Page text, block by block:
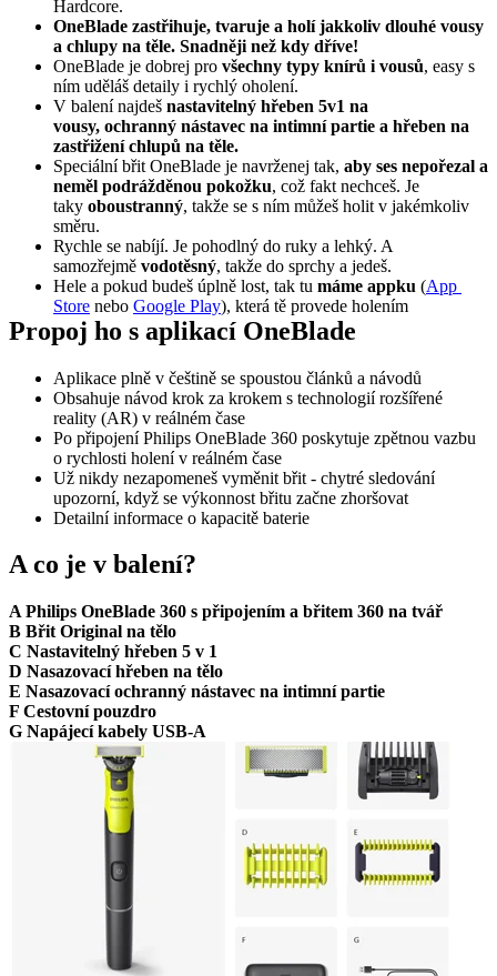
Hardcore.
OneBlade zastřihuje, tvaruje a holí jakkoliv dlouhé vousy
a chlupy na těle. Snadněji než kdy dříve!
OneBlade je dobrej pro všechny typy knírů i vousů, easy s
ním uděláš detaily i rychlý oholení.
V balení najdeš nastavitelný hřeben 5v1 na
vousy, ochranný nástavec na intimní partie a hřeben na
zastřižení chlupů na těle.
Speciální břit OneBlade je navrženej tak, aby ses nepořezal a
neměl podrážděnou pokožku, což fakt nechceš. Je
taky oboustranný, takže se s ním můžeš holit v jakémkoliv
směru.
Rychle se nabíjí. Je pohodlný do ruky a lehký. A
samozřejmě vodotěsný, takže do sprchy a jedeš.
Hele a pokud budeš úplně lost, tak tu máme appku (App
Store nebo Google Play), která tě provede holením
Propoj ho s aplikací OneBlade
Aplikace plně v češtině se spoustou článků a návodů
Obsahuje návod krok za krokem s technologií rozšířené
reality (AR) v reálném čase
Po připojení Philips OneBlade 360 poskytuje zpětnou vazbu
o rychlosti holení v reálném čase
Už nikdy nezapomeneš vyměnit břit - chytré sledování
upozorní, když se výkonnost břitu začne zhoršovat
Detailní informace o kapacitě baterie
A co je v balení?
A Philips OneBlade 360 ​s připojením a břitem 360 na tvář
B Břit Original na tělo
C Nastavitelný hřeben 5 v 1
D Nasazovací hřeben na tělo
E Nasazovací ochranný nástavec na intimní partie
F Cestovní pouzdro
G Napájecí kabely USB-A